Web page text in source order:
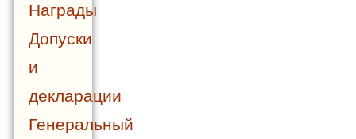
Награды
Допуски
и
декларации
Генеральный